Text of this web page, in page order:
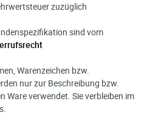
zuzüglich
sind vom
Warenzeichen bzw.
nur zur Beschreibung bzw.
Ware verwendet. Sie verbleiben im